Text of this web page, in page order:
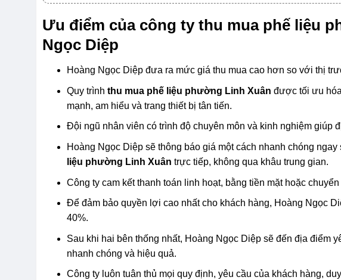
Ưu điểm của công ty thu mua phế liệu
Ngọc Diệp
Hoàng Ngọc Diệp đưa ra mức giá thu mua cao hơn so với thị
Quy trìnhthu mua phế liệu phường Linh Xuân được tối ưu
mạnh, am hiểu và trang thiết bị tân tiến.
Đội ngũ nhân viên có trình độ chuyên môn và kinh nghiệm giúp
Hoàng Ngọc Diệp sẽ thông báo giá một cách nhanh chóng
liệu phường Linh Xuân trực tiếp, không qua khâu trung gian.
Công ty cam kết thanh toán linh hoạt, bằng tiền mặt hoặc
Để đảm bảo quyền lợi cao nhất cho khách hàng, Hoàng Ngọc
40%.
Sau khi hai bên thống nhất, Hoàng Ngọc Diệp sẽ đến địa điểm
nhanh chóng và hiệu quả.
Công ty luôn tuân thủ mọi quy định, yêu cầu của khách hàng,